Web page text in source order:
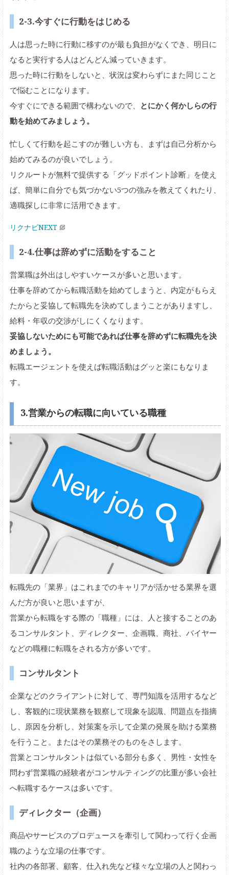
2-3.今すぐに行動をはじめる
人は思った時に行動に移すのが最も負担がなくでき、明日に
なると実行する人はどんどん減っていきます。
思った時に行動をしないと、状況は変わらずにまた同じこと
で悩むことになります。
今すぐにできる範囲で構わないので、 とにかく何かしらの行
動を始めてみましょう。
忙しくて行動を起こすのが難しい方も、まずは自己分析から
始めてみるのが良いでしょう。
リクルートが無料で提供する「グッドポイント診断」を使え
ば、簡単に自分でも気づかない5つの強みを教えてくれたり、
適職探しに非常に活用できます。
リクナビNEXT
2-4.仕事は辞めずに活動をすること
営業職は外出はしやすいケースが多いと思います。
仕事を辞めてから転職活動を始めてしまうと、内定がもらえ
たからと妥協して転職先を決めてしまうことがありますし、
給料・年収の交渉がしにくくなります。
妥協しないためにも可能であれば仕事を辞めずに転職先を決
めましょう。
転職エージェントを使えば転職活動はグッと楽にもなりま
す。
3.営業からの転職に向いている職種
転職先の「業界」はこれまでのキャリアが活かせる業界を選
んだ方が良いと思いますが、
営業から転職をする際の「職種」には、人と接することのあ
るコンサルタント、ディレクター、企画職、商社、バイヤー
などの職種に転職をされる方が多いです。
コンサルタント
企業などのクライアントに対して、専門知識を活用するなど
し、客観的に現状業務を観察して現象を認識、問題点を指摘
し、原因を分析し、対策案を示して企業の発展を助ける業務
を行うこと。またはその業務そのものをさします。
営業とコンサルタントは似ている部分も多く、男性・女性を
問わず営業職の経験者がコンサルティングの比重が多い会社
へ転職するケースは多いです。
ディレクター（企画）
商品やサービスのプロデュースを牽引して関わって行く企画
職のような立場の仕事です。
社内の各部署、顧客、仕入れ先など様々な立場の人と関わっ